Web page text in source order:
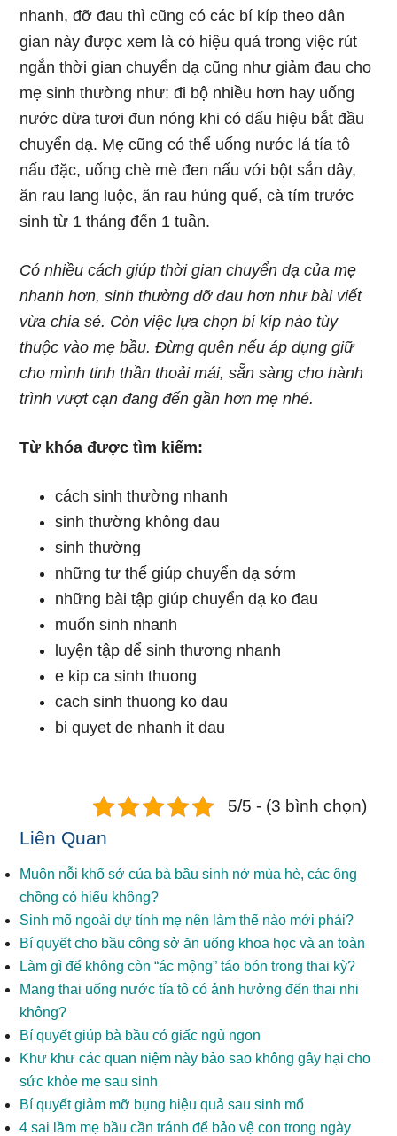
nhanh, đỡ đau thì cũng có các bí kíp theo dân
gian này được xem là có hiệu quả trong việc rút
ngắn thời gian chuyển dạ cũng như giảm đau cho
mẹ sinh thường như: đi bộ nhiều hơn hay uống
nước dừa tươi đun nóng khi có dấu hiệu bắt đầu
chuyển dạ. Mẹ cũng có thể uống nước lá tía tô
nấu đặc, uống chè mè đen nấu với bột sắn dây,
ăn rau lang luộc, ăn rau húng quế, cà tím trước
sinh từ 1 tháng đến 1 tuần.
Có nhiều cách giúp thời gian chuyển dạ của mẹ
nhanh hơn, sinh thường đỡ đau hơn như bài viết
vừa chia sẻ. Còn việc lựa chọn bí kíp nào tùy
thuộc vào mẹ bầu. Đừng quên nếu áp dụng giữ
cho mình tinh thần thoải mái, sẵn sàng cho hành
trình vượt cạn đang đến gần hơn mẹ nhé.
Từ khóa được tìm kiếm:
cách sinh thường nhanh
sinh thường không đau
sinh thường
những tư thế giúp chuyển dạ sớm
những bài tập giúp chuyển dạ ko đau
muốn sinh nhanh
luyện tập dể sinh thương nhanh
e kip ca sinh thuong
cach sinh thuong ko dau
bi quyet de nhanh it dau
5/5 - (3 bình chọn)
Liên Quan
Muôn nỗi khổ sở của bà bầu sinh nở mùa hè, các ông
chồng có hiểu không?
Sinh mổ ngoài dự tính mẹ nên làm thế nào mới phải?
Bí quyết cho bầu công sở ăn uống khoa học và an toàn
Làm gì để không còn “ác mộng” táo bón trong thai kỳ?
Mang thai uống nước tía tô có ảnh hưởng đến thai nhi
không?
Bí quyết giúp bà bầu có giấc ngủ ngon
Khư khư các quan niệm này bảo sao không gây hại cho
sức khỏe mẹ sau sinh
Bí quyết giảm mỡ bụng hiệu quả sau sinh mổ
4 sai lầm mẹ bầu cần tránh để bảo vệ con trong ngày